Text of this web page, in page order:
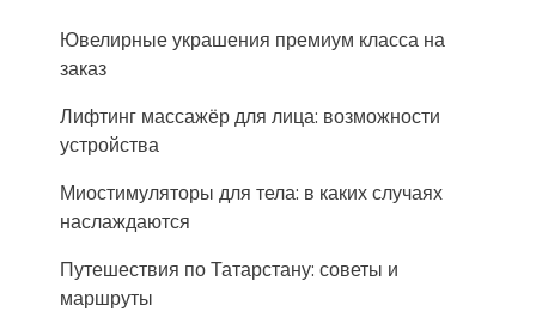
Ювелирные украшения премиум класса на
заказ
Лифтинг массажёр для лица: возможности
устройства
Миостимуляторы для тела: в каких случаях
наслаждаются
Путешествия по Татарстану: советы и
маршруты